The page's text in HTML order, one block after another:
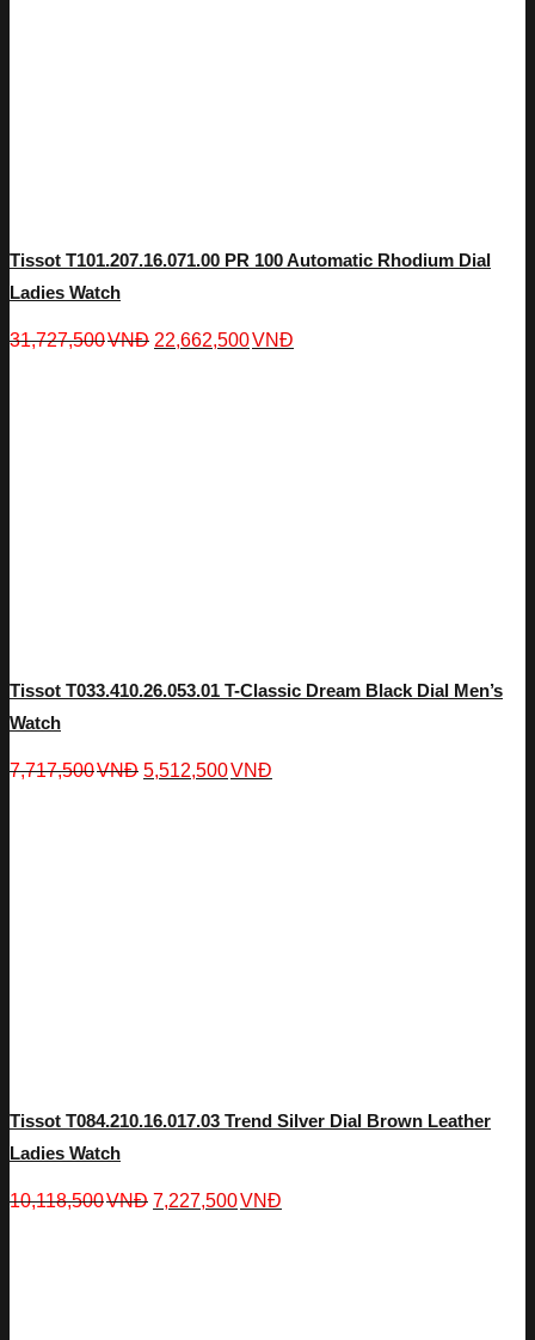
Tissot T101.207.16.071.00 PR 100 Automatic Rhodium Dial
Ladies Watch
31,727,500VNĐ 22,662,500VNĐ
Tissot T033.410.26.053.01 T-Classic Dream Black Dial Men’s
Watch
7,717,500VNĐ 5,512,500VNĐ
Tissot T084.210.16.017.03 Trend Silver Dial Brown Leather
Ladies Watch
10,118,500VNĐ 7,227,500VNĐ